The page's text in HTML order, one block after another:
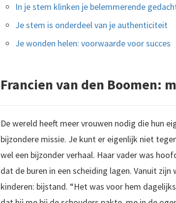
In je stem klinken je belemmerende
Je stem is onderdeel van je authenticiteit
Je wonden helen: voorwaarde voor succes
Francien van den Boomen:
De wereld heeft meer vrouwen nodig die hun
bijzondere missie. Je kunt er eigenlijk niet
wel een bijzonder verhaal. Haar vader was
dat de buren in een scheiding lagen. Vanuit
kinderen: bijstand. “Het was voor hem